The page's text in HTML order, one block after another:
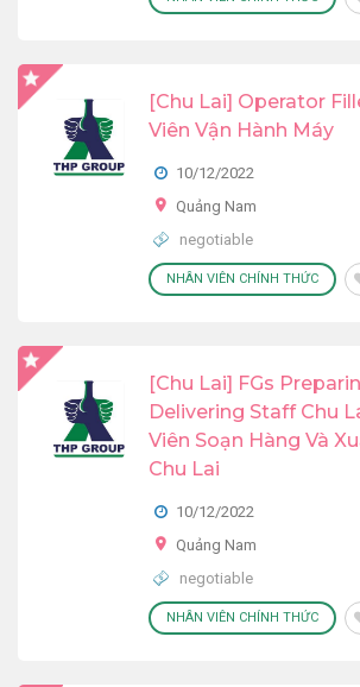
[Chu Lai] Operator
Viên Vận Hành Máy
10/12/2022
Quảng Nam
negotiable
NHÂN VIÊN CHÍNH THỨC
[Chu Lai] FGs
Delivering Staff Chu
Viên Soạn Hàng Và
Chu Lai
10/12/2022
Quảng Nam
negotiable
NHÂN VIÊN CHÍNH THỨC